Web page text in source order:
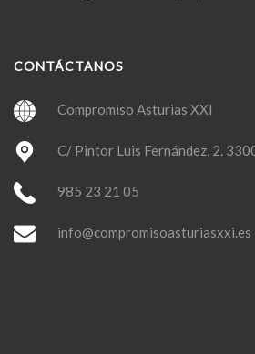
CONTÁCTANOS
Compromiso Asturias XXI
C/ Pintor Luis Fernández, 2.
985 23 21 05
info@compromisoasturiasxxi.es